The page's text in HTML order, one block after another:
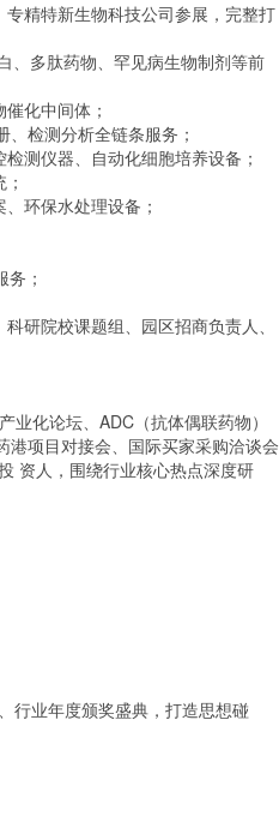
精特新生物科技公司参展，完整打
、多肽药物、罕见病生物制剂等前
化中间体；
检测分析全链条服务；
测仪器、自动化细胞培养设备；
环保水处理设备；
；
研院校课题组、园区招商负责人、
化论坛、ADC（抗体偶联药物）
项目对接会、国际买家采购洽谈会
资人，围绕行业核心热点深度研
行业年度颁奖盛典，打造思想碰